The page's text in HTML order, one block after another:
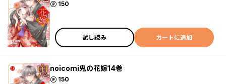
150
ポイント
試し読み カートに追加
noicomi鬼の花嫁14巻
150
ポイント